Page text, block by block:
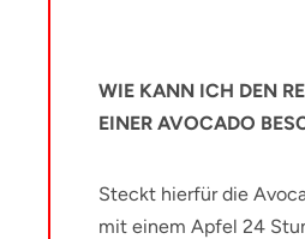
WIE KANN ICH DEN
EINER AVOCADO
Steckt hierfür die
mit einem Apfel 24